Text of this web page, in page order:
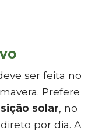
ser feita no
Prefere
solar, no
por dia. A